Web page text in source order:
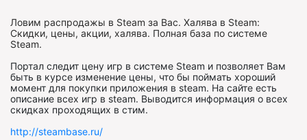
Ловим распродажы в Steam за Вас. Халява в Steam:
Скидки, цены, акции, халява. Полная база по системе
Steam.
Портал следит цену игр в системе Steam и позволяет Вам
быть в курсе изменение цены, что бы поймать хороший
момент для покупки приложения в steam. На сайте есть
описание всех игр в steam. Выводится информация о всех
скидках проходящих в стим.
http://steambase.ru/